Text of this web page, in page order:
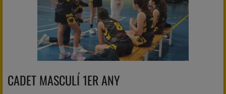
CADET MASCULÍ 1ER ANY